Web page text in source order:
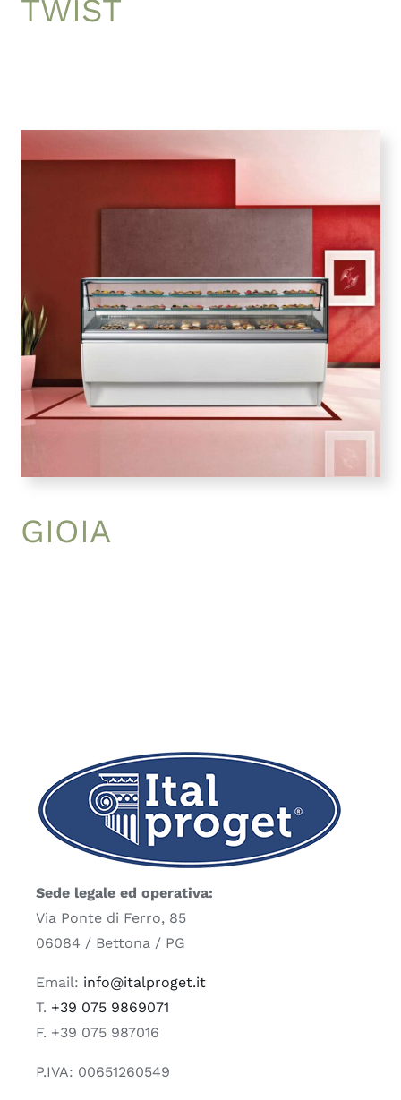
TWIST
GIOIA
Sede legale ed operativa:
Via Ponte di Ferro, 85
06084 / Bettona / PG
Email: info@italproget.it
T. +39 075 9869071
F. +39 075 987016
P.IVA: 00651260549